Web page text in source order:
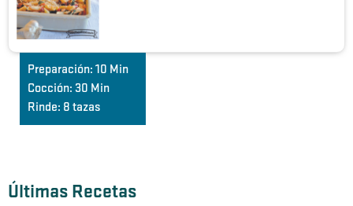
Últimas Recetas
Preparación: 10 Min
Cocción: 30 Min
Rinde: 8 tazas